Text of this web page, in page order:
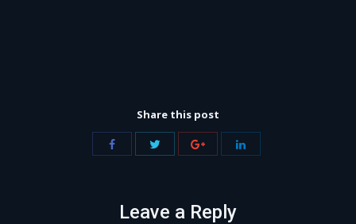
Share this post
Share Share Share
Leave a Reply